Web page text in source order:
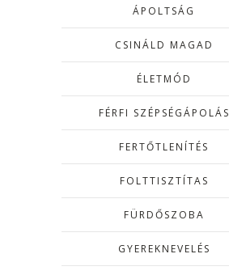
ÁPOLTSÁG
CSINÁLD MAGAD
ÉLETMÓD
FÉRFI SZÉPSÉGÁPOLÁS
FERTŐTLENÍTÉS
FOLTTISZTÍTAS
FÜRDŐSZOBA
GYEREKNEVELÉS